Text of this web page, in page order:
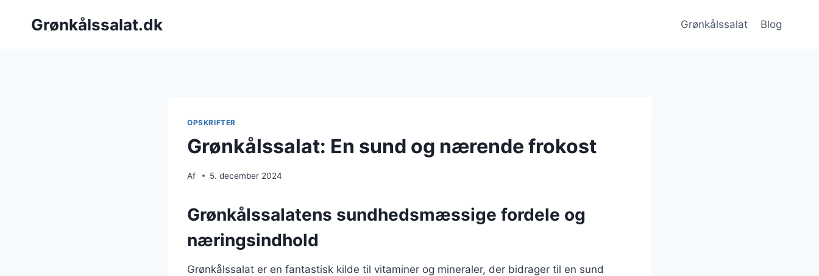
Grønkålssalat.dk Grønkålssalat Blog
OPSKRIFTER
Grønkålssalat: En sund og nærende frokost
Af 5. december 2024
Grønkålssalatens sundhedsmæssige fordele og
næringsindhold
Grønkålssalat er en fantastisk kilde til vitaminer og mineraler, der bidrager til en sund